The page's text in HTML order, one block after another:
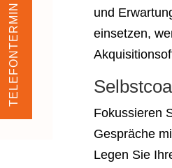
und
einsetzen,
Fokussieren
Gespräche
Legen Sie
TELEFONTERMIN